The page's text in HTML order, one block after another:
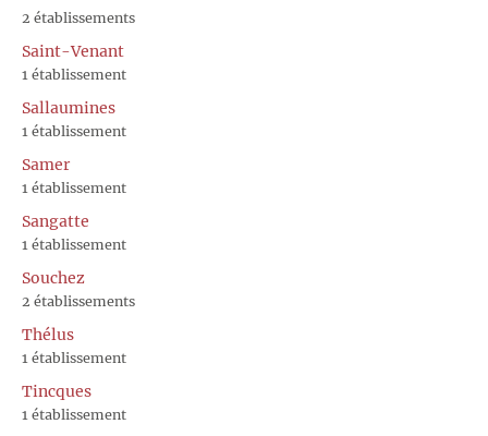
2 établissements
Saint-Venant
1 établissement
Sallaumines
1 établissement
Samer
1 établissement
Sangatte
1 établissement
Souchez
2 établissements
Thélus
1 établissement
Tincques
1 établissement